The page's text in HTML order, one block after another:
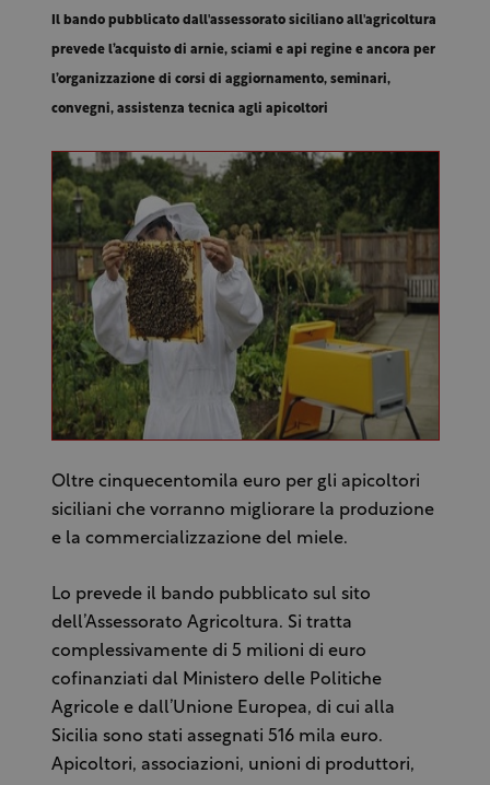
Il bando pubblicato dall'assessorato siciliano all'agricoltura
prevede l’acquisto di arnie, sciami e api regine e ancora per
l’organizzazione di corsi di aggiornamento, seminari,
convegni, assistenza tecnica agli apicoltori
Oltre cinquecentomila euro per gli apicoltori
siciliani che vorranno migliorare la produzione
e la commercializzazione del miele.
Lo prevede il bando pubblicato sul sito
dell’Assessorato Agricoltura. Si tratta
complessivamente di 5 milioni di euro
cofinanziati dal Ministero delle Politiche
Agricole e dall’Unione Europea, di cui alla
Sicilia sono stati assegnati 516 mila euro.
Apicoltori, associazioni, unioni di produttori,